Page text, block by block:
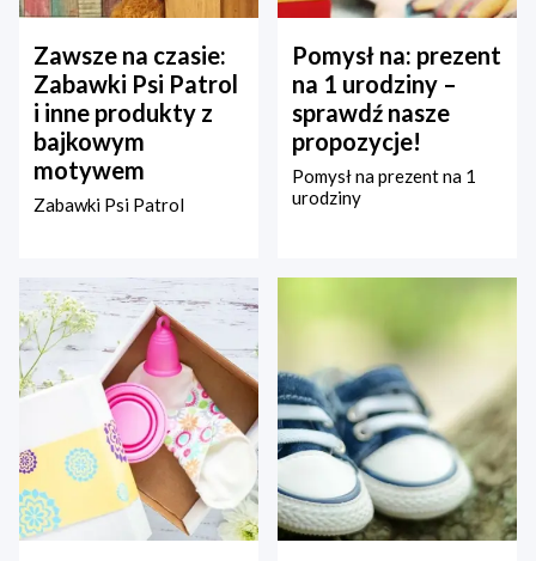
Zawsze na czasie:
Zabawki Psi Patrol
i inne produkty z
bajkowym
motywem
Zabawki Psi Patrol
Pomysł na: prezent
na 1 urodziny –
sprawdź nasze
propozycje!
Pomysł na prezent na 1
urodziny